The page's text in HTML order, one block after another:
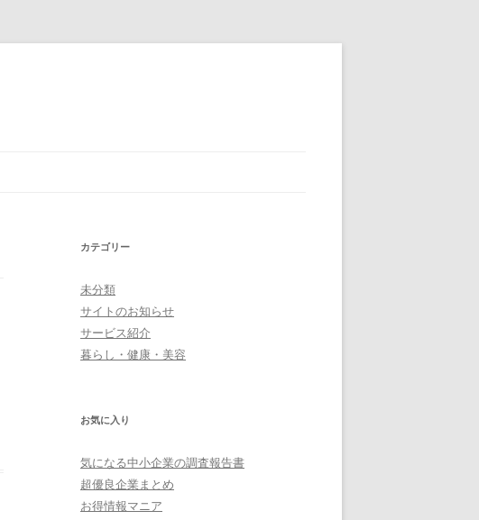
カテゴリー
未分類
サイトのお知らせ
サービス紹介
暮らし・健康・美容
お気に入り
気になる中小企業の調査報告書
超優良企業まとめ
お得情報マニア